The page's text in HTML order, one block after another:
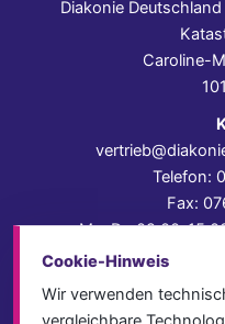
Diakonie
Caroline-
Telefon:
Fax:
Mo–Do
Cookie-Hinweis
Wir verwenden